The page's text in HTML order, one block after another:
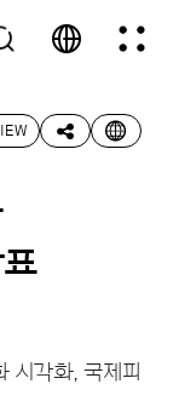
시각화, 국제피